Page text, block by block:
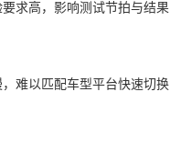
求高，影响测试节拍与结果
难以匹配车型平台快速切换